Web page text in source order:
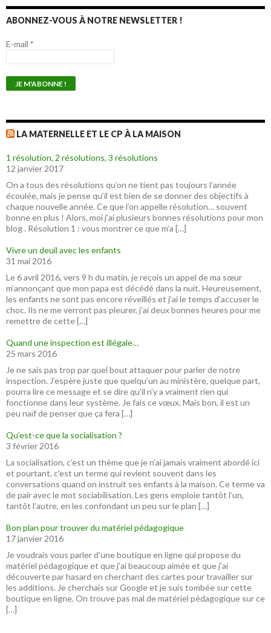
ABONNEZ-VOUS À NOTRE NEWSLETTER !
E-mail *
LA MATERNELLE ET LE CP À LA MAISON
1 résolution, 2 résolutions, 3 résolutions
12 janvier 2017
On a tous des résolutions qu’on ne tient pas toujours l’année
écoulée, mais je pense qu’il est bien de se donner des objectifs à
chaque nouvelle année. Ce que l’on appelle résolution… souvent
bonne en plus ! Alors, moi j’ai plusieurs bonnes résolutions pour mon
blog . Résolution 1 : vous montrer ce que m’a […]
Vivre un deuil avec les enfants
31 mai 2016
Le 6 avril 2016, vers 9 h du matin, je reçois un appel de ma sœur
m’annonçant que mon papa est décédé dans la nuit. Heureusement,
les enfants ne sont pas encore réveillés et j’ai le temps d’accuser le
choc. Ils ne me verront pas pleurer, j’ai deux bonnes heures pour me
remettre de cette […]
Quand une inspection est illégale…
25 mars 2016
Je ne sais pas trop par quel bout attaquer pour parler de notre
inspection. J’espère juste que quelqu’un au ministère, quelque part,
pourra lire ce message et se dire qu’il n’y a vraiment rien qui
fonctionne dans leur système. Je fais ce vœux. Mais bon, il est un
peu naïf de penser que ça fera […]
Qu’est-ce que la socialisation ?
3 février 2016
La socialisation, c’est un thème que je n’ai jamais vraiment abordé ici
et pourtant, c’est un terme qui revient souvent dans les
conversations quand on instruit ses enfants à la maison. Ce terme va
de pair avec le mot sociabilisation. Les gens emploie tantôt l’un,
tantôt l’autre, en les confondant un peu sur le plan […]
Bon plan pour trouver du matériel pédagogique
17 janvier 2016
Je voudrais vous parler d’une boutique en ligne qui propose du
matériel pédagogique et que j’ai beaucoup aimée et que j’ai
découverte par hasard en cherchant des cartes pour travailler sur
les additions. Je cherchais sur Google et je suis tombée sur cette
boutique en ligne. On trouve pas mal de matériel pédagogique sur ce
[…]